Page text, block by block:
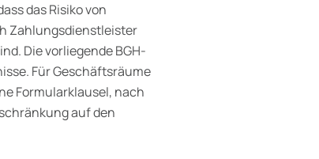
das Risiko von
Zahlungsdienstleister
Die vorliegende BGH-
Für Geschäftsräume
Formularklausel, nach
auf den